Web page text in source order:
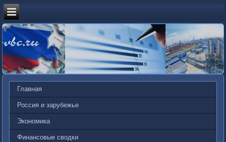
Главная
Россия и зарубежье
Экономика
Финансовые сводки